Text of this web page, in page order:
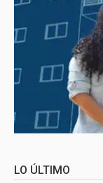
LO ÚLTIMO